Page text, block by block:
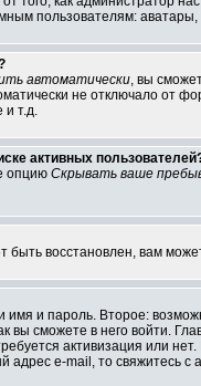
пользователям: аватары,
автоматически, вы
не отключало от
и т.д.
активных
опцию Скрывать ваше
быть восстановлен, вам
имя и пароль. Второе:
вы сможете в него войти.
активизация или
адрес e-mail, то свяжитесь